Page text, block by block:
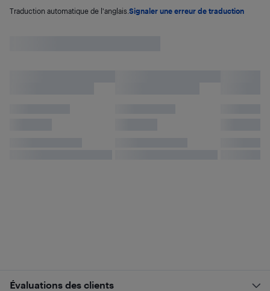
Traduction automatique de l'anglais. Signaler une erreur de traduction
Évaluations des clients